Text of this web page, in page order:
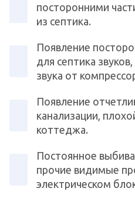
посторонними
из септика.
Появление
для септика
звука от
Появление
канализации,
коттеджа.
Постоянное
прочие видимые
электрическом